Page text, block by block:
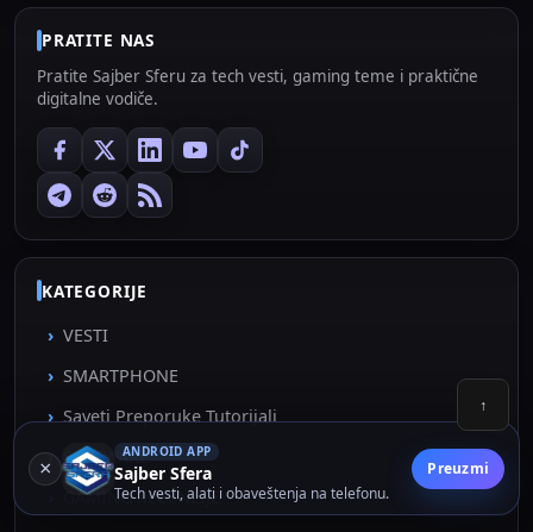
PRATITE NAS
Pratite Sajber Sferu za tech vesti, gaming teme i praktične
digitalne vodiče.
KATEGORIJE
VESTI
SMARTPHONE
Saveti Preporuke Tutorijali
SOFTWARE
GAMING RECENZIJE
×
ANDROID APP
Sajber Sfera
Tech vesti, alati i obaveštenja na telefonu.
Preuzmi
↑